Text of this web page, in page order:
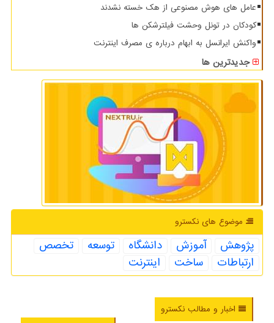
عامل های هوش مصنوعی از هک خسته نشدند
کودکان در تونل وحشت فیلترشکن ها
واکنش ایرانسل به ابهام درباره ی مصرف اینترنت
جدیدترین ها
موضوع های نكسترو
پژوهش آموزش دانشگاه توسعه
تخصص
ارتباطات
ساخت اینترنت
اخبار و مطالب نکسترو